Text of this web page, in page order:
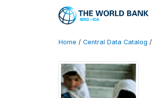
Home / Central Data Catalog /